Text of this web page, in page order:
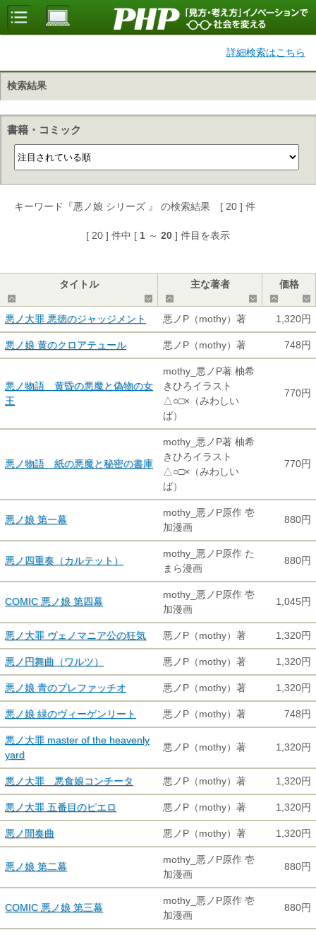
詳細検索はこちら
検索結果
書籍・コミック
キーワード『悪ノ娘 シリーズ 』 の検索結果 [ 20 ] 件
[ 20 ] 件中 [ 1 ～ 20 ] 件目を表示
タイトル
主な著者
価格
悪ノ大罪 悪徳のジャッジメント
悪ノP（mothy）著 1,320円
悪ノ娘 黄のクロアテュール 悪ノP（mothy）著 748円
悪ノ物語 黄昏の悪魔と偽物の女
王
mothy_悪ノP著 柚希
きひろイラスト
△○□×（みわしい
ば）
770円
悪ノ物語 紙の悪魔と秘密の書庫
mothy_悪ノP著 柚希
きひろイラスト
△○□×（みわしい
ば）
770円
悪ノ娘 第一幕
mothy_悪ノP原作 壱
加漫画
880円
悪ノ四重奏（カルテット）
mothy_悪ノP原作 た
まら漫画
880円
COMIC 悪ノ娘 第四幕
mothy_悪ノP原作 壱
加漫画
1,045円
悪ノ大罪 ヴェノマニア公の狂気 悪ノP（mothy）著 1,320円
悪ノ円舞曲（ワルツ） 悪ノP（mothy）著 1,320円
悪ノ娘 青のプレファッチオ 悪ノP（mothy）著 1,320円
悪ノ娘 緑のヴィーゲンリート 悪ノP（mothy）著 748円
悪ノ大罪 master of the heavenly
yard
悪ノP（mothy）著 1,320円
悪ノ大罪 悪食娘コンチータ 悪ノP（mothy）著 1,320円
悪ノ大罪 五番目のピエロ 悪ノP（mothy）著 1,320円
悪ノ間奏曲 悪ノP（mothy）著 1,320円
悪ノ娘 第二幕
mothy_悪ノP原作 壱
加漫画
880円
COMIC 悪ノ娘 第三幕
mothy_悪ノP原作 壱
加漫画
880円